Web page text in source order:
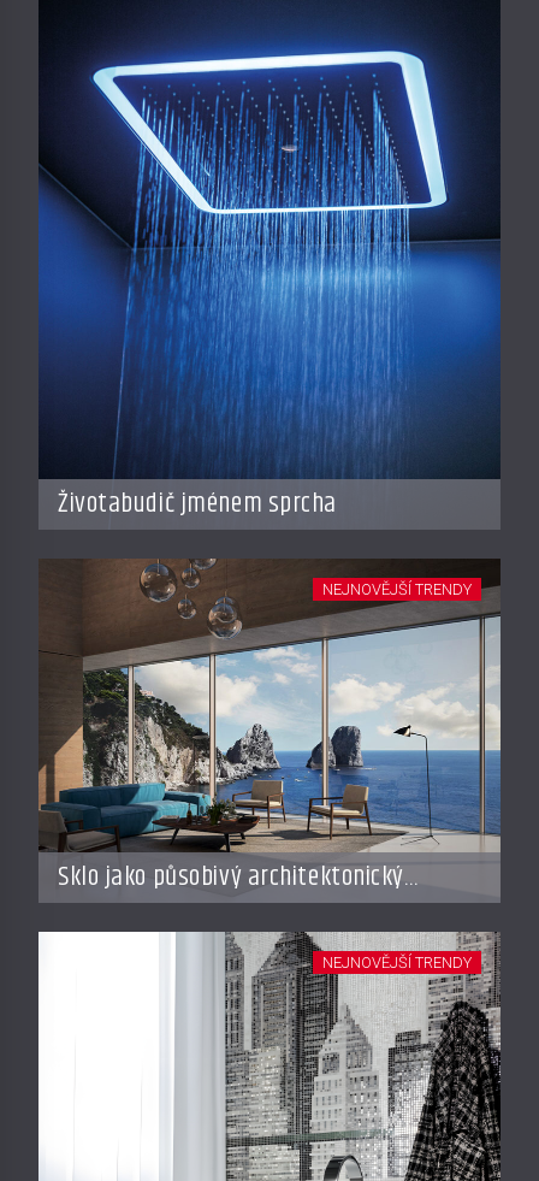
Životabudič jménem sprcha
Sklo jako působivý architektonický
materiál
NEJNOVĚJŠÍ TRENDY
NEJNOVĚJŠÍ TRENDY